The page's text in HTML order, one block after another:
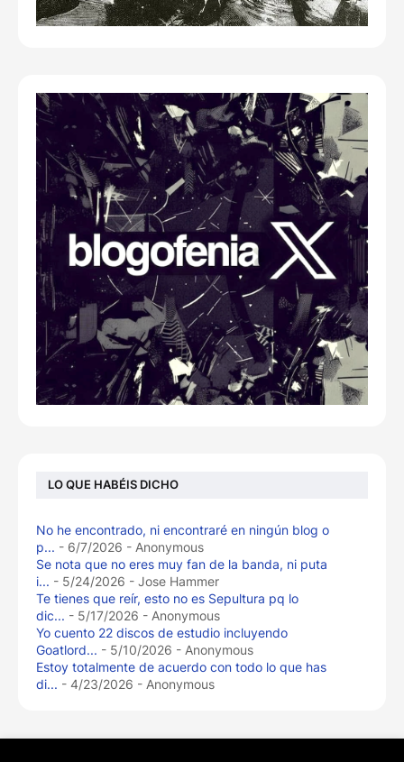
LO QUE HABÉIS DICHO
No he encontrado, ni encontraré en ningún blog o
p... - 6/7/2026 - Anonymous
Se nota que no eres muy fan de la banda, ni puta
i... - 5/24/2026 - Jose Hammer
Te tienes que reír, esto no es Sepultura pq lo
dic... - 5/17/2026 - Anonymous
Yo cuento 22 discos de estudio incluyendo
Goatlord... - 5/10/2026 - Anonymous
Estoy totalmente de acuerdo con todo lo que has
di... - 4/23/2026 - Anonymous